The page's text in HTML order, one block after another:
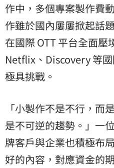
作中，多個專案製作費
作雖於國內屢屢掀起話
在國際 OTT 平台全面壓
Netflix、Discovery 等
極具挑戰。
「小製作不是不行，而
是不可逆的趨勢。」一
牌客戶與企業也積極布
好的內容，對應資金的